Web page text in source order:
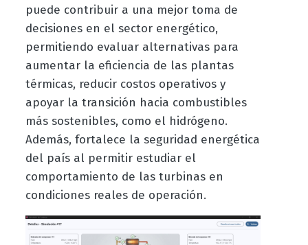
puede contribuir a una mejor toma de
decisiones en el sector energético,
permitiendo evaluar alternativas para
aumentar la eficiencia de las plantas
térmicas, reducir costos operativos y
apoyar la transición hacia combustibles
más sostenibles, como el hidrógeno.
Además, fortalece la seguridad energética
del país al permitir estudiar el
comportamiento de las turbinas en
condiciones reales de operación.